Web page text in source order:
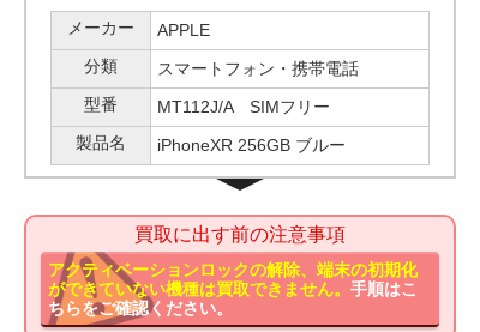
メーカー
APPLE
分類
スマートフォン・携帯電話
型番
MT112J/A SIMフリー
製品名
iPhoneXR 256GB ブルー
買取に出す前の注意事項
アクティベーションロックの解除、端末の初期化
ができていない機種は買取できません。手順はこ
ちらをご確認ください。